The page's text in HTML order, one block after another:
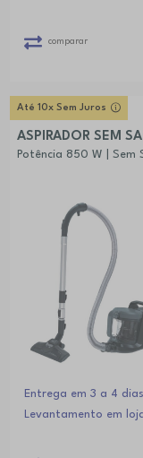
comparar
Até 10x Sem Juros
ASPIRADOR SEM
Potência 850 W | Sem
Entrega em 3 a 4
Levantamento em